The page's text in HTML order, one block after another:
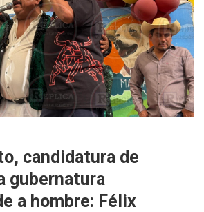
candidatura de
gubernatura
a hombre: Félix